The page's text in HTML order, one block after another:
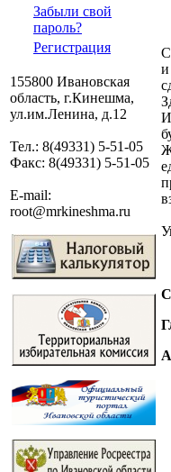
Забыли свой
пароль?
Регистрация
155800 Ивановская
область, г.Кинешма,
ул.им.Ленина, д.12
Тел.: 8(49331) 5-51-05
Факс: 8(49331) 5-51-05
E-mail:
root@mrkineshma.ru